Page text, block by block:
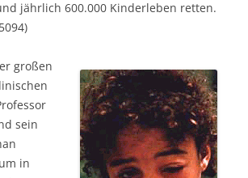
jährlich 600.000 Kinderleben retten.
großen
sein
in